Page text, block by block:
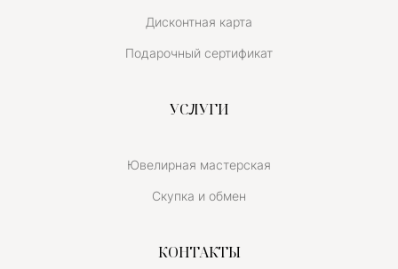
Дисконтная карта
Подарочный сертификат
УСЛУГИ
Ювелирная мастерская
Скупка и обмен
КОНТАКТЫ